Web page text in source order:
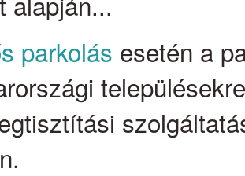
parkolás esetén a